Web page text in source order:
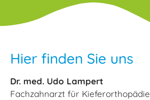
Hier finden Sie uns
Dr. med. Udo Lampert
Fachzahnarzt für Kieferorthopädie